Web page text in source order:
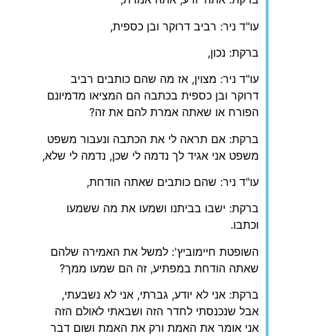
עו"ד ניר: רביב דרוקר ובן כספית,
ברקת: נכון,
עו"ד ניר: מצוין, אז מה שהם כותבים רביב
דרוקר ובן כספית בכתבה הם המציאו מדמיונם
הפורח או שאתה אמרת להם את זה?
ברקת: אם תראה לי את הכתבה ונעבור משפט
משפט אני אגיד לך נדמה לי שכן, נדמה לי שלא,
עו"ד ניר: שהם כותבים שאתה הודחת,
ברקת: ישבו בביתנו ושמעו את מה ששמעו
וכתבו.
השופטת חיימוביץ': למשל את האמירה שלהם
שאתה הודחת במפתיע, זה הם שמעו ממך?
ברקת: אני לא יודע, גברתי, אני לא נשבעתי,
אבל שנכנסתי לחדר הזה ושבאתי לאולם הזה
אני אומר את האמת ורק את האמת ושום דבר